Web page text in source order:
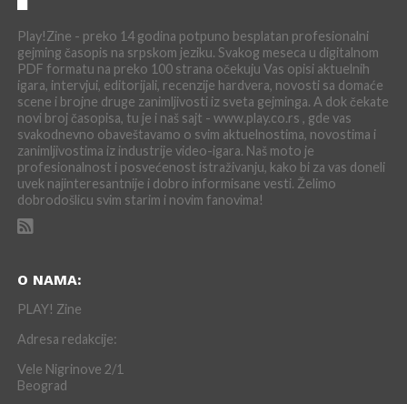
Play!Zine - preko 14 godina potpuno besplatan profesionalni
gejming časopis na srpskom jeziku. Svakog meseca u digitalnom
PDF formatu na preko 100 strana očekuju Vas opisi aktuelnih
igara, intervjui, editorijali, recenzije hardvera, novosti sa domaće
scene i brojne druge zanimljivosti iz sveta gejminga. A dok čekate
novi broj časopisa, tu je i naš sajt - www.play.co.rs , gde vas
svakodnevno obaveštavamo o svim aktuelnostima, novostima i
zanimljivostima iz industrije video-igara. Naš moto je
profesionalnost i posvećenost istraživanju, kako bi za vas doneli
uvek najinteresantnije i dobro informisane vesti. Želimo
dobrodošlicu svim starim i novim fanovima!
O NAMA:
PLAY! Zine
Adresa redakcije:
Vele Nigrinove 2/1
Beograd